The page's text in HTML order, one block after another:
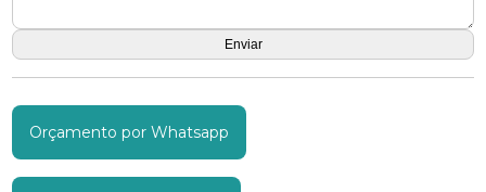
Orçamento por Whatsapp